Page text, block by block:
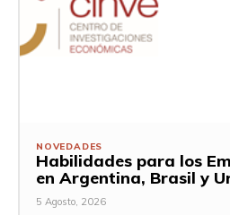
NOVEDADES
Habilidades para los
en Argentina, Brasil y
5 Agosto, 2026